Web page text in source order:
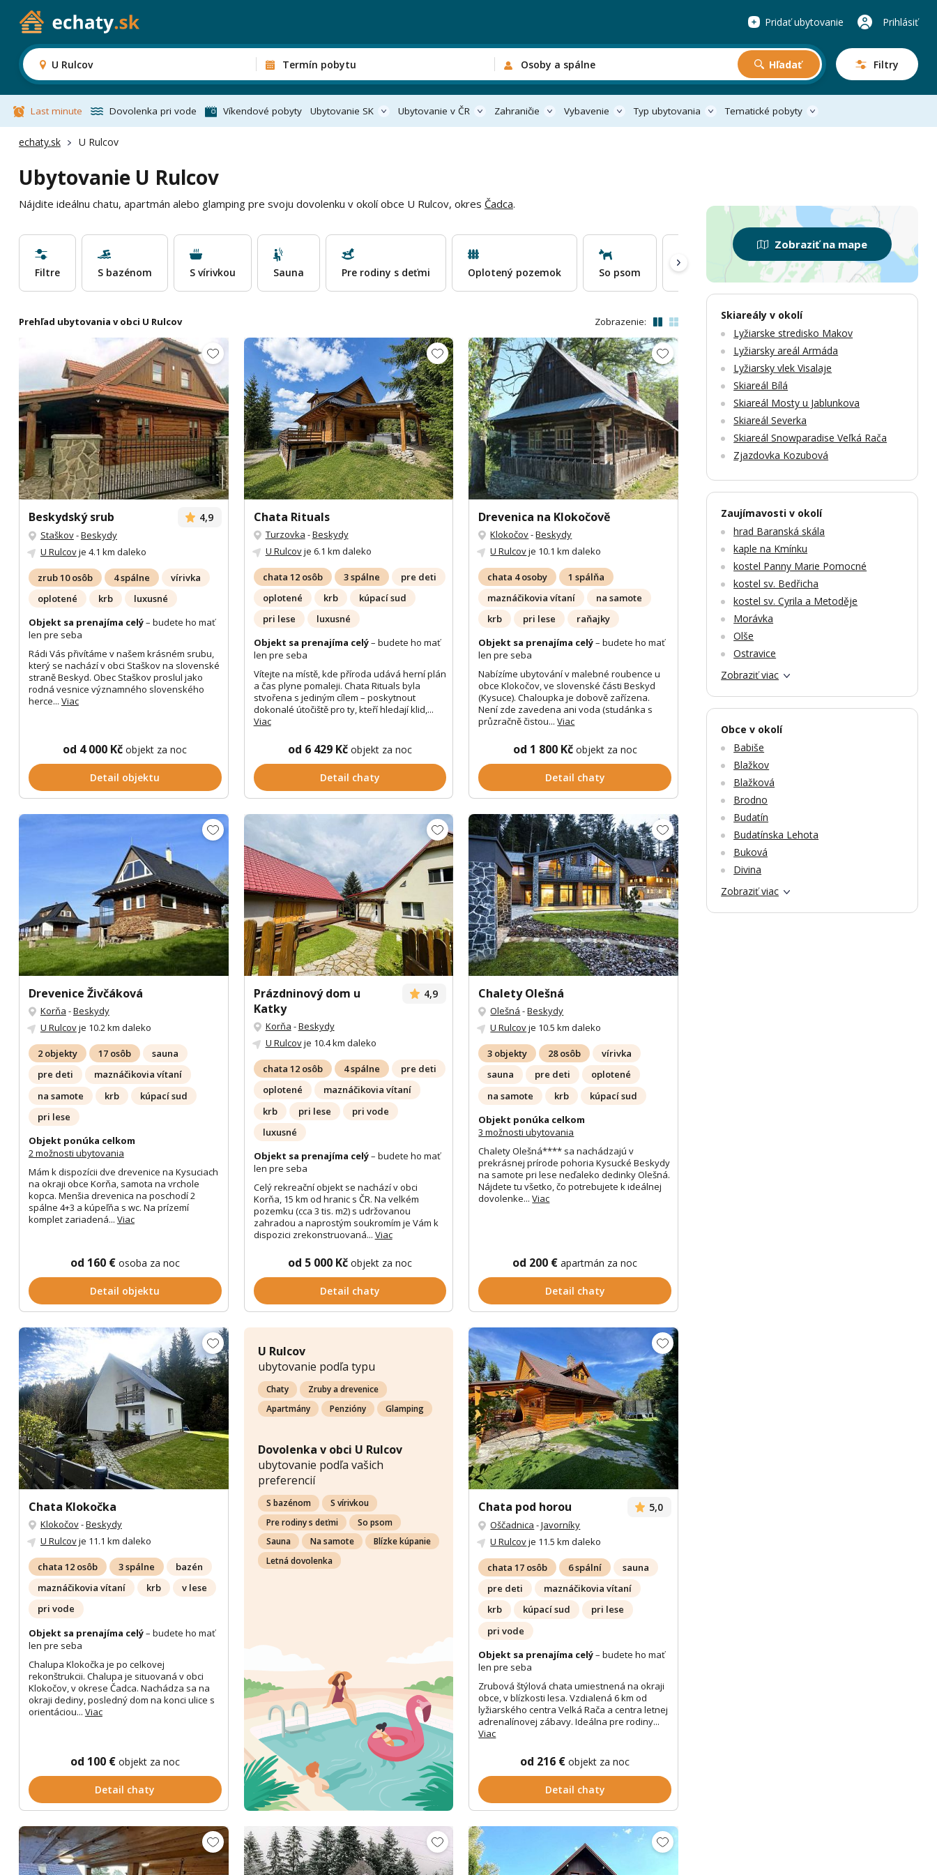
U Rulcov Termín pobytu Osoby a spálne Hľadať Filtry
Pridať ubytovanie Prihlásiť
Last minute Dovolenka pri vode Víkendové pobyty Ubytovanie SK Ubytovanie v ČR Zahraničie Vybavenie Typ ubytovania Tematické pobyty
echaty.sk U Rulcov
Ubytovanie U Rulcov
Nájdite ideálnu chatu, apartmán alebo glamping pre svoju dovolenku v okolí obce U Rulcov, okres Čadca.
Filtre S bazénom S vírivkou Sauna Pre rodiny s deťmi Oplotený pozemok So psom Na samote Kúpacia kaďa Pri lese
Prehľad ubytovania v obci U Rulcov Zobrazenie:
Zobrazit dalších 46 fotek
Beskydský srub 4,9
Staškov-Beskydy
U Rulcovje 4.1 km daleko
zrub 10 osôb 4 spálne
vírivka
oplotené
krb
luxusné
Objekt sa prenajíma celý– budete ho mať
len pre seba
Rádi Vás přivítáme v našem krásném srubu,
který se nachází v obci Staškov na slovenské
straně Beskyd. Obec Staškov proslul jako
rodná vesnice významného slovenského
herce... Viac
od 4 000 Kčobjekt za noc
Detail objektu
Chata Rituals
Turzovka -Beskydy
U Rulcovje 6.1 km daleko
chata 12 osôb 3 spálne
pre deti
oplotené
krb
kúpací sud
pri lese
luxusné
Objekt sa prenajíma celý– budete ho mať
len pre seba
Vítejte na místě, kde příroda udává herní plán
a čas plyne pomaleji. Chata Rituals byla
stvořena s jediným cílem – poskytnout
dokonalé útočiště pro ty, kteří hledají klid,...
Viac
od 6 429 Kč objekt za noc
Detail chaty
Drevenica na Klokočově
Klokočov-Beskydy
U Rulcovje 10.1 km daleko
chata 4 osoby
1 spálňa
maznáčikovia vítaní
na samote
krb
pri lese
raňajky
Objekt sa prenajíma celý– budete ho mať
len pre seba
Nabízíme ubytování v malebné roubence u
obce Klokočov, ve slovenské části Beskyd
(Kysuce). Chaloupka je dobově zařízena.
Není zde zavedena ani voda (studánka s
průzračně čistou...Viac
od 1 800 Kč objekt za noc
Detail chaty
Zobrazit dalších 27 fotek
Drevenice Živčáková
Korňa -Beskydy
U Rulcovje 10.2 km daleko
2 objekty 17 osôb
sauna
pre deti
maznáčikovia vítaní
na samote
krb
kúpací sud
pri lese
Objekt ponúka celkom
2 možnosti ubytovania
Mám k dispozícii dve drevenice na Kysuciach
na okraji obce Korňa, samota na vrchole
kopca. Menšia drevenica na poschodí 2
spálne 4+3 a kúpeľňa s wc. Na prízemí
komplet zariadená... Viac
od 160 € osoba za noc
Detail objektu
Prázdninový dom u
Katky
4,9
Korňa -Beskydy
U Rulcovje 10.4 km daleko
chata 12 osôb 4 spálne
pre deti
oplotené
maznáčikovia vítaní
krb
pri lese
pri vode
luxusné
Objekt sa prenajíma celý– budete ho mať
len pre seba
Celý rekreační objekt se nachází v obci
Korňa, 15 km od hranic s ČR. Na velkém
pozemku (cca 3 tis. m2) s udržovanou
zahradou a naprostým soukromím je Vám k
dispozici zrekonstruovaná... Viac
od 5 000 Kč objekt za noc
Detail chaty
Chalety Olešná
Olešná -Beskydy
U Rulcovje 10.5 km daleko
3 objekty 28 osôb
vírivka
sauna
pre deti
oplotené
na samote
krb
kúpací sud
Objekt ponúka celkom
3 možnosti ubytovania
Chalety Olešná**** sa nachádzajú v
prekrásnej prírode pohoria Kysucké Beskydy
na samote pri lese neďaleko dedinky Olešná.
Nájdete tu všetko, čo potrebujete k ideálnej
dovolenke...Viac
od 200 €apartmán za noc
Detail chaty
Chata Klokočka
Klokočov-Beskydy
U Rulcovje 11.1 km daleko
chata 12 osôb 3 spálne
bazén
maznáčikovia vítaní
krb
v lese
pri vode
Objekt sa prenajíma celý– budete ho mať
len pre seba
Chalupa Klokočka je po celkovej
rekonštrukcii. Chalupa je situovaná v obci
Klokočov, v okrese Čadca. Nachádza sa na
okraji dediny, posledný dom na konci ulice s
orientáciou... Viac
od 100 € objekt za noc
Detail chaty
U Rulcov
ubytovanie podľa typu
Chaty
Zruby a drevenice
Apartmány
Penzióny Glamping
Dovolenka v obci U Rulcov
ubytovanie podľa vašich
preferencií
S bazénom
S vírivkou
Pre rodiny s deťmi
So psom
Sauna
Na samote
Blízke kúpanie
Letná dovolenka
Chata pod horou 5,0
Oščadnica -Javorníky
U Rulcovje 11.5 km daleko
chata 17 osôb 6 spální
sauna
pre deti
maznáčikovia vítaní
krb
kúpací sud
pri lese
pri vode
Objekt sa prenajíma celý– budete ho mať
len pre seba
Zrubová štýlová chata umiestnená na okraji
obce, v blízkosti lesa. Vzdialená 6 km od
lyžiarského centra Velká Rača a centra letnej
adrenalínovej zábavy. Ideálna pre rodiny...
Viac
od 216 €objekt za noc
Detail chaty
Zobraziť na mape
Skiareály v okolí
Lyžiarske stredisko Makov
Lyžiarsky areál Armáda
Lyžiarsky vlek Visalaje
Skiareál Bílá
Skiareál Mosty u Jablunkova
Skiareál Severka
Skiareál Snowparadise Veľká Rača
Zjazdovka Kozubová
Zaujímavosti v okolí
hrad Baranská skála
kaple na Kmínku
kostel Panny Marie Pomocné
kostel sv. Bedřicha
kostel sv. Cyrila a Metoděje
Morávka
Olše
Ostravice
Zobraziť viac
Obce v okolí
Babiše
Blažkov
Blažková
Brodno
Budatín
Budatínska Lehota
Buková
Divina
Zobraziť viac